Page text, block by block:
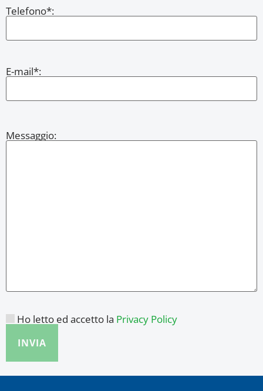
Telefono*:
E-mail*:
Messaggio:
Ho letto ed accetto la Privacy Policy